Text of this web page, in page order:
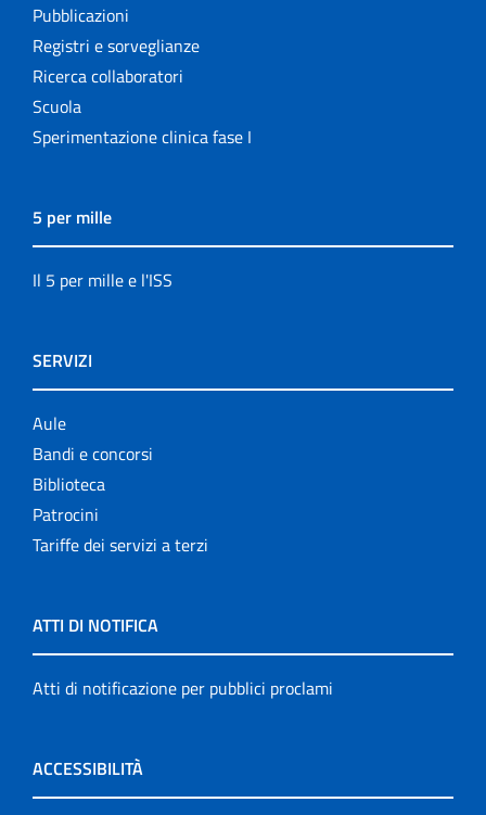
Pubblicazioni
Registri e sorveglianze
Ricerca collaboratori
Scuola
Sperimentazione clinica fase I
5 per mille
Il 5 per mille e l'ISS
SERVIZI
Aule
Bandi e concorsi
Biblioteca
Patrocini
Tariffe dei servizi a terzi
ATTI DI NOTIFICA
Atti di notificazione per pubblici proclami
ACCESSIBILITÀ